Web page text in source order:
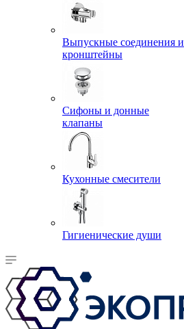
Выпускные соединения и
кронштейны
Сифоны и донные
клапаны
Кухонные смесители
Гигиенические души